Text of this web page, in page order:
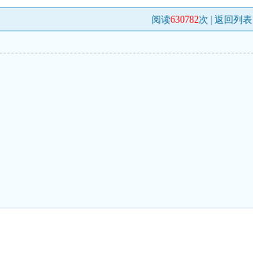
阅读630782次 |返回列表